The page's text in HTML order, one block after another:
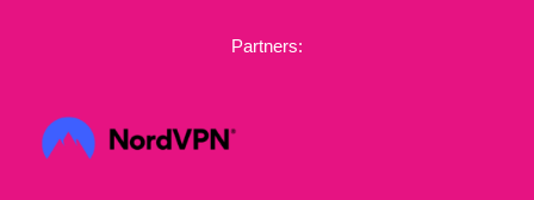
Partners: